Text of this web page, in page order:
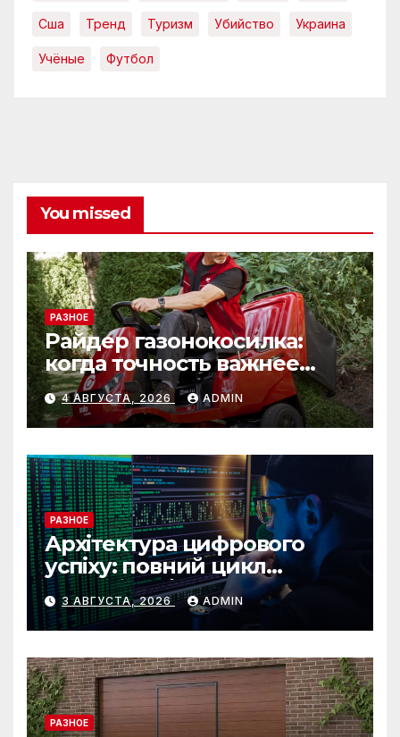
Сша Тренд Туризм Убийство Украина
Учёные Футбол
You missed
РАЗНОЕ
Райдер газонокосилка:
когда точность важнее
скорости
4 АВГУСТА, 2026 ADMIN
РАЗНОЕ
Архітектура цифрового
успіху: повний цикл
розробки від IST Group
3 АВГУСТА, 2026 ADMIN
РАЗНОЕ